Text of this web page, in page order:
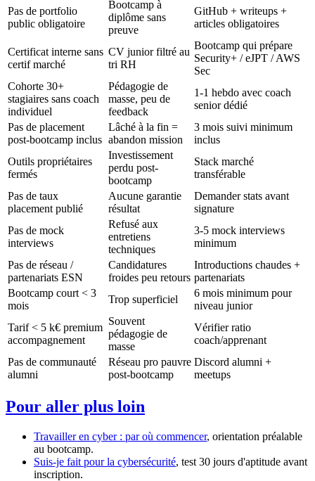
Pas de portfolio
public obligatoire
Bootcamp à
diplôme sans
preuve
GitHub + writeups +
articles obligatoires
Certificat interne sans
certif marché
CV junior filtré au
tri RH
Bootcamp qui prépare
Security+ / eJPT / AWS
Sec
Cohorte 30+
stagiaires sans coach
individuel
Pédagogie de
masse, peu de
feedback
1-1 hebdo avec coach
senior dédié
Pas de placement
post-bootcamp inclus
Lâché à la fin =
abandon mission
3 mois suivi minimum
inclus
Outils propriétaires
fermés
Investissement
perdu post-
bootcamp
Stack marché
transférable
Pas de taux
placement publié
Aucune garantie
résultat
Demander stats avant
signature
Pas de mock
interviews
Refusé aux
entretiens
techniques
3-5 mock interviews
minimum
Pas de réseau /
partenariats ESN
Candidatures
froides peu retours
Introductions chaudes +
partenariats
Bootcamp court < 3
mois
Trop superficiel
6 mois minimum pour
niveau junior
Tarif < 5 k€ premium
accompagnement
Souvent
pédagogie de
masse
Vérifier ratio
coach/apprenant
Pas de communauté
alumni
Réseau pro pauvre
post-bootcamp
Discord alumni +
meetups
Pour aller plus loin
Travailler en cyber : par où commencer, orientation préalable
au bootcamp.
Suis-je fait pour la cybersécurité, test 30 jours d'aptitude avant
inscription.